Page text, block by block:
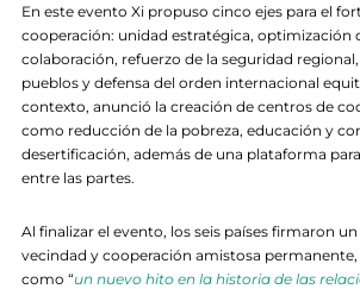
En este evento Xi propuso cinco ejes para el
cooperación: unidad estratégica, optimización
colaboración, refuerzo de la seguridad
pueblos y defensa del orden internacional
contexto, anunció la creación de centros de
como reducción de la pobreza, educación y
desertificación, además de una plataforma
entre las partes.
Al finalizar el evento, los seis países firmaron
vecindad y cooperación amistosa
como “un nuevo hito en la historia de las